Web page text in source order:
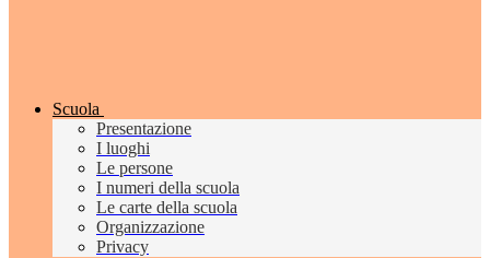
Scuola
Presentazione
I luoghi
Le persone
I numeri della scuola
Le carte della scuola
Organizzazione
Privacy